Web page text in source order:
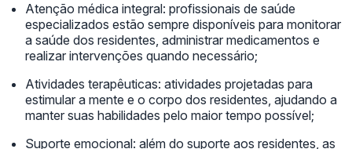
Atenção médica integral: profissionais de saúde
especializados estão sempre disponíveis para monitorar
a saúde dos residentes, administrar medicamentos e
realizar intervenções quando necessário;
Atividades terapêuticas: atividades projetadas para
estimular a mente e o corpo dos residentes, ajudando a
manter suas habilidades pelo maior tempo possível;
Suporte emocional: além do suporte aos residentes, as